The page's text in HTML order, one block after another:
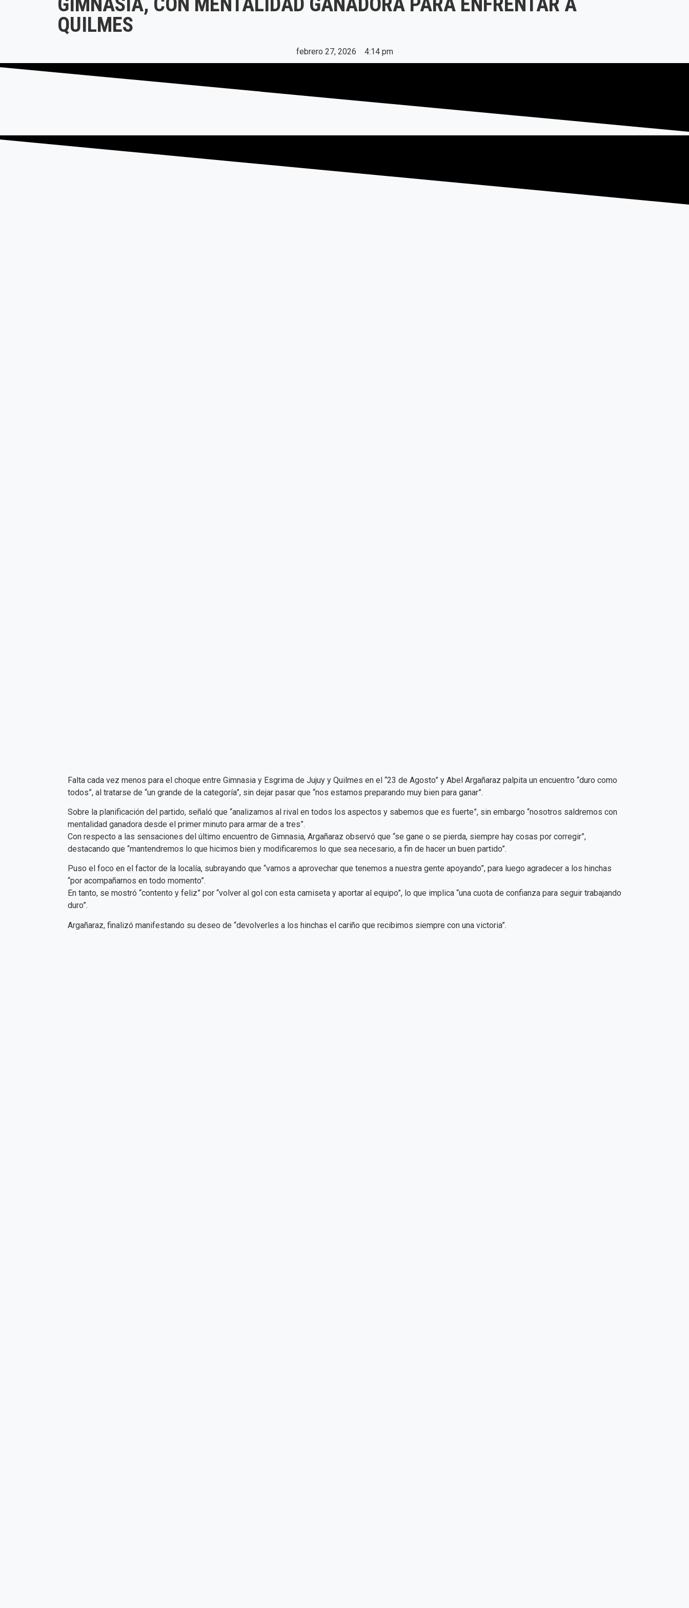
QUILMES
febrero 27, 2026 4:14 pm
Falta cada vez menos para el choque entre Gimnasia y Esgrima de Jujuy y Quilmes en el “23 de Agosto” y Abel Argañaraz palpita un encuentro “duro como
todos”, al tratarse de “un grande de la categoría”, sin dejar pasar que “nos estamos preparando muy bien para ganar”.
Sobre la planificación del partido, señaló que “analizamos al rival en todos los aspectos y sabemos que es fuerte”, sin embargo “nosotros saldremos con
mentalidad ganadora desde el primer minuto para armar de a tres”.
Con respecto a las sensaciones del último encuentro de Gimnasia, Argañaraz observó que “se gane o se pierda, siempre hay cosas por corregir”,
destacando que “mantendremos lo que hicimos bien y modificaremos lo que sea necesario, a fin de hacer un buen partido”.
Puso el foco en el factor de la localía, subrayando que “vamos a aprovechar que tenemos a nuestra gente apoyando”, para luego agradecer a los hinchas
“por acompañarnos en todo momento”.
En tanto, se mostró “contento y feliz” por “volver al gol con esta camiseta y aportar al equipo”, lo que implica “una cuota de confianza para seguir trabajando
duro”.
Argañaraz, finalizó manifestando su deseo de “devolverles a los hinchas el cariño que recibimos siempre con una victoria”.